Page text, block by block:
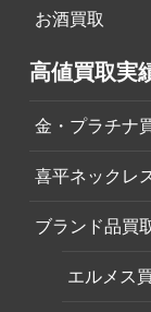
お酒買取
高値買取実
金・プラチナ
喜平ネックレ
ブランド品買
エルメス